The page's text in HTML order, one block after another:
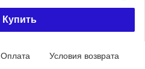
Купить
Оплата Условия возврата